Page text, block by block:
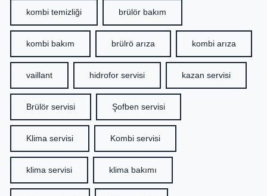
kombi temizliği brülör bakım
kombi bakım brülrö arıza kombi arıza
vaillant hidrofor servisi kazan servisi
Brülör servisi Şofben servisi
Klima servisi Kombi servisi
klima servisi klima bakımı